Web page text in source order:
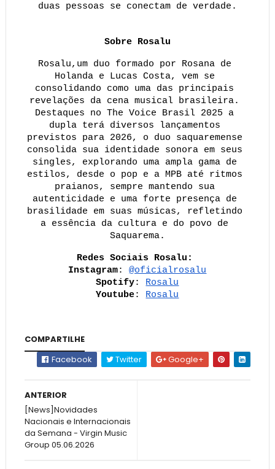
duas pessoas se conectam de verdade.
Sobre Rosalu
Rosalu,um duo formado por Rosana de
Holanda e Lucas Costa, vem se
consolidando como uma das principais
revelações da cena musical brasileira.
Destaques no The Voice Brasil 2025 a
dupla terá diversos lançamentos
previstos para 2026, o duo saquaremense
consolida sua identidade sonora em seus
singles, explorando uma ampla gama de
estilos, desde o pop e a MPB até ritmos
praianos, sempre mantendo sua
autenticidade e uma forte presença de
brasilidade em suas músicas, refletindo
a essência da cultura e do povo de
Saquarema.
Redes Sociais Rosalu:
Instagram: @oficialrosalu
Spotify: Rosalu
Youtube: Rosalu
COMPARTILHE
Facebook
Twitter Google+
ANTERIOR
[News]Novidades
Nacionais e Internacionais
da Semana - Virgin Music
Group 05.06.2026